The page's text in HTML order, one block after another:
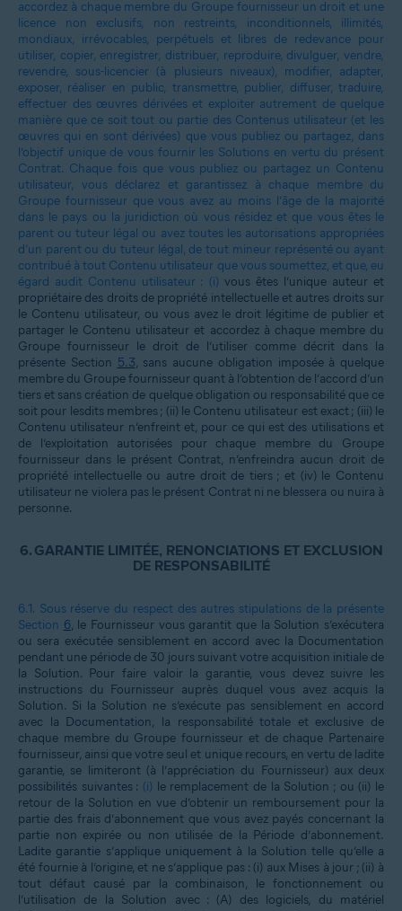
accordez à chaque membre du Groupe fournisseur un droit et une
licence non exclusifs, non restreints, inconditionnels, illimités,
mondiaux, irrévocables, perpétuels et libres de redevance pour
utiliser, copier, enregistrer, distribuer, reproduire, divulguer, vendre,
revendre, sous-licencier (à plusieurs niveaux), modifier, adapter,
exposer, réaliser en public, transmettre, publier, diffuser, traduire,
effectuer des œuvres dérivées et exploiter autrement de quelque
manière que ce soit tout ou partie des Contenus utilisateur (et les
œuvres qui en sont dérivées) que vous publiez ou partagez, dans
l’objectif unique de vous fournir les Solutions en vertu du présent
Contrat. Chaque fois que vous publiez ou partagez un Contenu
utilisateur, vous déclarez et garantissez à chaque membre du
Groupe fournisseur que vous avez au moins l’âge de la majorité
dans le pays ou la juridiction où vous résidez et que vous êtes le
parent ou tuteur légal ou avez toutes les autorisations appropriées
d’un parent ou du tuteur légal, de tout mineur représenté ou ayant
contribué à tout Contenu utilisateur que vous soumettez, et que, eu
égard audit Contenu utilisateur : (i) vous êtes l’unique auteur et
propriétaire des droits de propriété intellectuelle et autres droits sur
le Contenu utilisateur, ou vous avez le droit légitime de publier et
partager le Contenu utilisateur et accordez à chaque membre du
Groupe fournisseur le droit de l’utiliser comme décrit dans la
présente Section 5.3, sans aucune obligation imposée à quelque
membre du Groupe fournisseur quant à l’obtention de l’accord d’un
tiers et sans création de quelque obligation ou responsabilité que ce
soit pour lesdits membres ; (ii) le Contenu utilisateur est exact ; (iii) le
Contenu utilisateur n’enfreint et, pour ce qui est des utilisations et
de l’exploitation autorisées pour chaque membre du Groupe
fournisseur dans le présent Contrat, n’enfreindra aucun droit de
propriété intellectuelle ou autre droit de tiers ; et (iv) le Contenu
utilisateur ne violera pas le présent Contrat ni ne blessera ou nuira à
personne.
6.GARANTIE LIMITÉE, RENONCIATIONS ET EXCLUSION
DE RESPONSABILITÉ
6.1. Sous réserve du respect des autres stipulations de la présente
Section 6, le Fournisseur vous garantit que la Solution s’exécutera
ou sera exécutée sensiblement en accord avec la Documentation
pendant une période de 30 jours suivant votre acquisition initiale de
la Solution. Pour faire valoir la garantie, vous devez suivre les
instructions du Fournisseur auprès duquel vous avez acquis la
Solution. Si la Solution ne s’exécute pas sensiblement en accord
avec la Documentation, la responsabilité totale et exclusive de
chaque membre du Groupe fournisseur et de chaque Partenaire
fournisseur, ainsi que votre seul et unique recours, en vertu de ladite
garantie, se limiteront (à l’appréciation du Fournisseur) aux deux
possibilités suivantes : (i) le remplacement de la Solution ; ou (ii) le
retour de la Solution en vue d’obtenir un remboursement pour la
partie des frais d’abonnement que vous avez payés concernant la
partie non expirée ou non utilisée de la Période d’abonnement.
Ladite garantie s’applique uniquement à la Solution telle qu’elle a
été fournie à l’origine, et ne s’applique pas : (i) aux Mises à jour ; (ii) à
tout défaut causé par la combinaison, le fonctionnement ou
l’utilisation de la Solution avec : (A) des logiciels, du matériel